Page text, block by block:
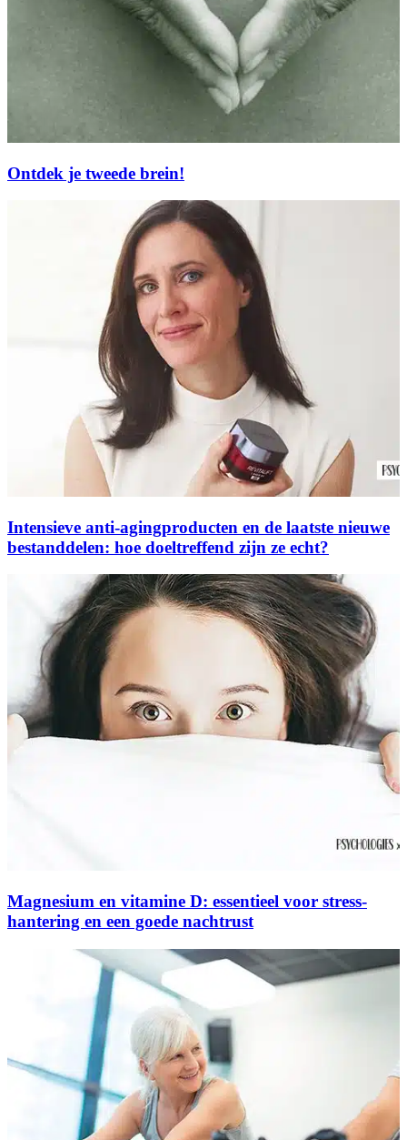
Ontdek je tweede brein!
Intensieve anti-agingproducten en de laatste nieuwe
bestanddelen: hoe doeltreffend zijn ze echt?
Magnesium en vitamine D: essentieel voor stress-
hantering en een goede nachtrust